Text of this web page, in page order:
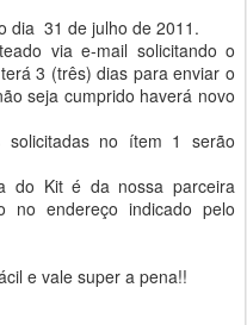
dia 31 de julho de 2011.
via e-mail solicitando o
3 (três) dias para enviar o
seja cumprido haverá novo
solicitadas no ítem 1 serão
do Kit é da nossa parceira
endereço indicado pelo
e vale super a pena!!